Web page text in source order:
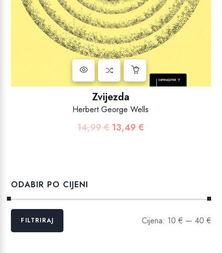
Zvijezda
Herbert George Wells
14,99€ Izvorna
13,49 €Trenutna
ODABIR PO CIJENI
Min
MaksFILTRIRAJ Cijena: 10 € — 40 €